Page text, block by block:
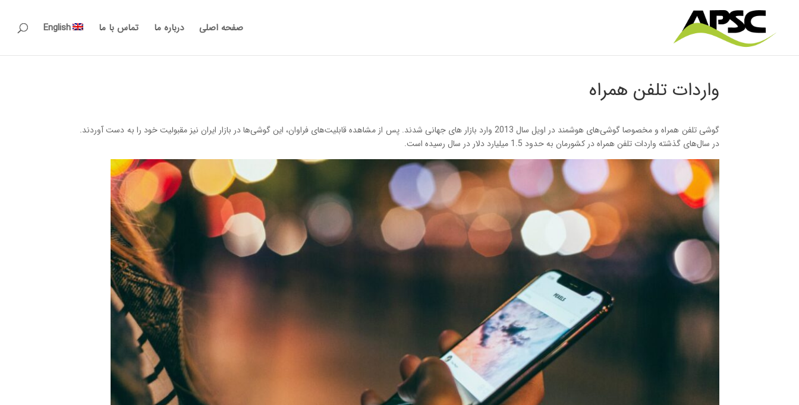
صفحه اصلی درباره ما تماس با ما English
واردات تلفن همراه
گوشی تلفن همراه و مخصوصا گوشی‌های هوشمند در اویل سال 2013 وارد بازار های جهانی شدند. پس از مشاهده قابلیت‌های فراوان، این گوشی‌ها در بازار ایران نیز مقبولیت خود را به دست آوردند.
در سال‌های گذشته واردات تلفن همراه در کشورمان به حدود 1.5 میلیارد دلار در سال رسیده است.